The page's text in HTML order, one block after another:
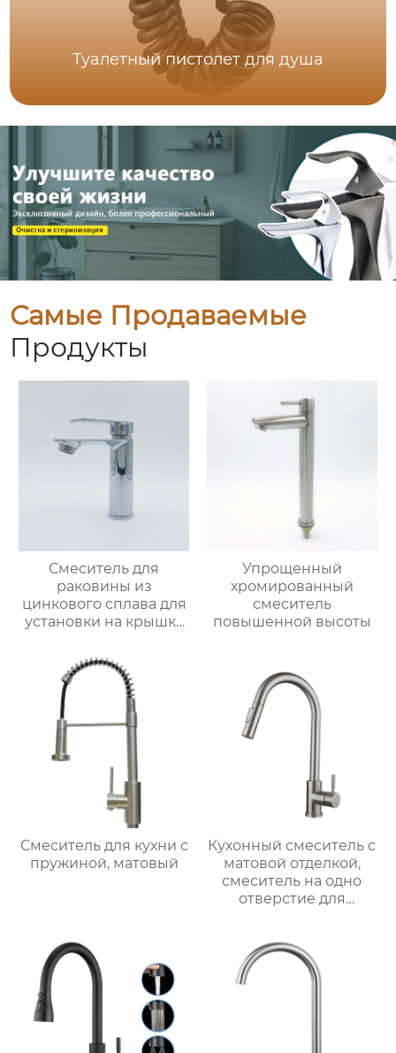
Туалетный пистолет для душа
Самые Продаваемые
Продукты
Смеситель для
раковины из
цинкового сплава для
установки на крышку
Упрощенный
хромированный
смеситель
повышенной высоты
Смеситель для кухни с
пружиной, матовый
Кухонный смеситель с
матовой отделкой,
смеситель на одно
отверстие для